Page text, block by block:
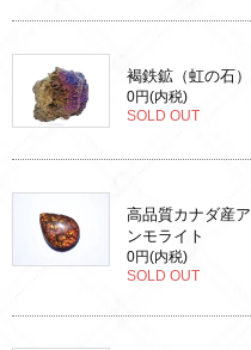
褐鉄鉱（虹の石）
0円(内税)
SOLD OUT
高品質カナダ産ア
ンモライト
0円(内税)
SOLD OUT